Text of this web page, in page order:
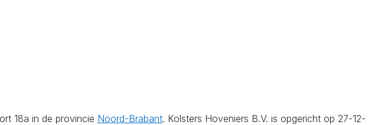
18a in de provincie Noord-Brabant. Kolsters Hoveniers B.V. is opgericht op 27-12-